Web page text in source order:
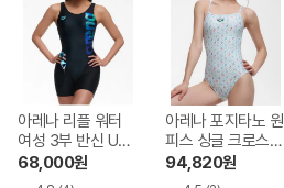
아레나 리플 워터
여성 3부 반신 U백
A6BL1PL67BLK
68,000원
아레나 포지타노 원
피스 싱글 크로스
스트랩백 A6BL1LO
14 MNT
94,820원